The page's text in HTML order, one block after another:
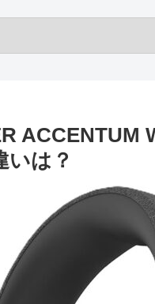
ACCENTUM
いは？